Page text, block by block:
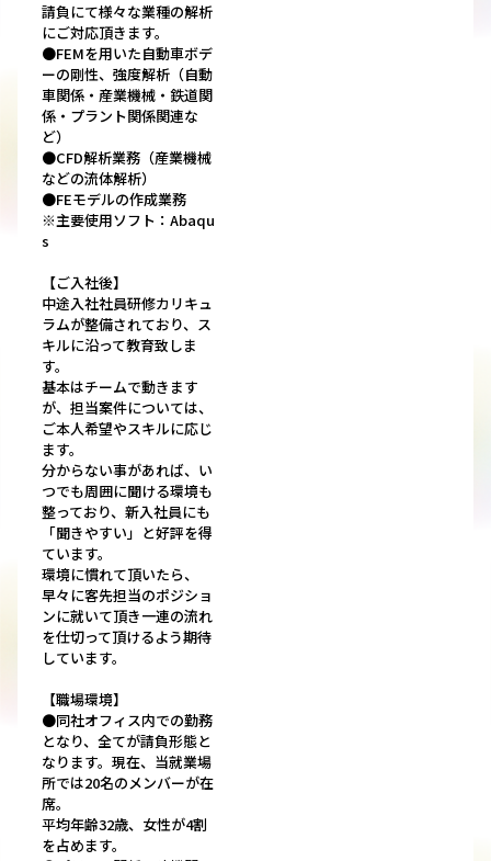
請負にて様々な業種の解析
にご対応頂きます。
●FEMを用いた自動車ボデ
ーの剛性、強度解析（自動
車関係・産業機械・鉄道関
係・プラント関係関連な
ど）
●CFD解析業務（産業機械
などの流体解析）
●FEモデルの作成業務
※主要使用ソフト：Abaqu
s
【ご入社後】
中途入社社員研修カリキュ
ラムが整備されており、ス
キルに沿って教育致しま
す。
基本はチームで動きます
が、担当案件については、
ご本人希望やスキルに応じ
ます。
分からない事があれば、い
つでも周囲に聞ける環境も
整っており、新入社員にも
「聞きやすい」と好評を得
ています。
環境に慣れて頂いたら、
早々に客先担当のポジショ
ンに就いて頂き一連の流れ
を仕切って頂けるよう期待
しています。
【職場環境】
●同社オフィス内での勤務
となり、全てが請負形態と
なります。現在、当就業場
所では20名のメンバーが在
席。
平均年齢32歳、女性が4割
を占めます。